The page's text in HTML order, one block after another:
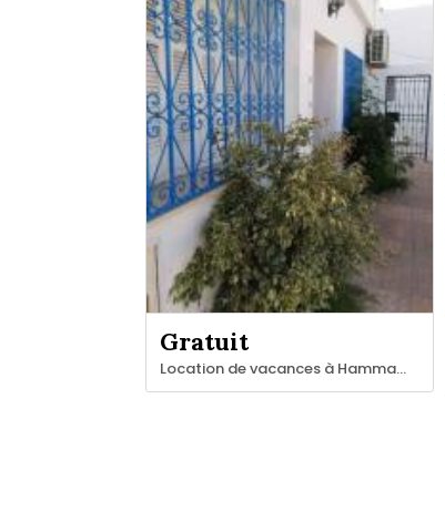
Gratuit
Location de vacances à Hammamet Nord – Centre-ville